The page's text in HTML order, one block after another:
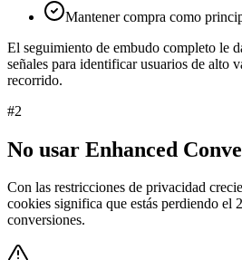
Mantener compra como
El seguimiento de embudo completo le
señales para identificar usuarios de alto
recorrido.
#2
No usar Enhanced
Con las restricciones de privacidad
cookies significa que estás perdiendo el
conversiones.